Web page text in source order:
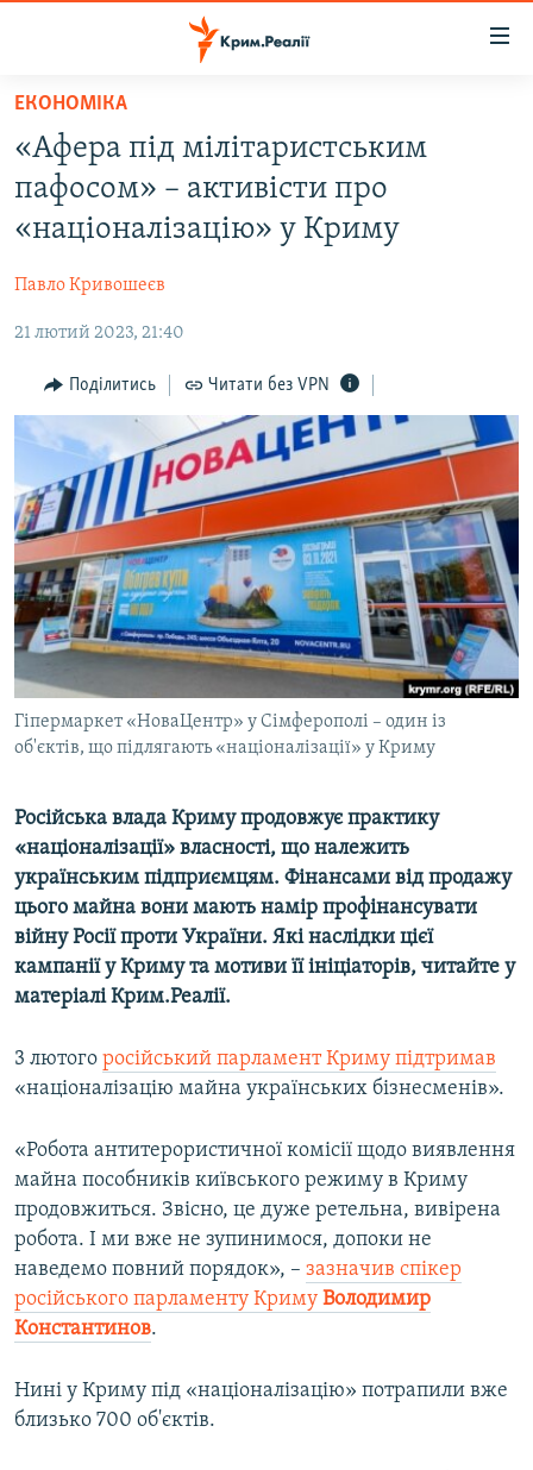
Перейти
основного
матеріалу
Перейти
до
основної
навігації
Перейти
пошуку
НОВИНИ
ВОДА.КРИМ
ВІДЕО ТА ФОТО
БЛОГИ
ПОГЛЯД
ІНТЕРВ'Ю
ВСЕ ЗА ДЕНЬ
СПЕЦПРОЕКТИ
ДЕПОРТАЦІЯ
ВІДЕОУРОКИ «ELIFBE»
СВІДЧЕННЯ ОКУПАЦІЇ
УКРАЇНСЬКА ПРОБЛЕМА КРИМУ
ІНФОГРАФІКА
ЯК ОБІЙТИ БЛОКУВАННЯ
Русский
Qırımtatar
ДОЛУЧАЙСЯ!
ЕКОНОМІКА
«Афера під мілітаристським
пафосом» – активісти про
«націоналізацію» у Криму
Павло Кривошеєв
21 лютий 2023, 21:40
Поділитись Читати без VPN
Гіпермаркет «НоваЦентр» у Сімферополі – один із
об'єктів, що підлягають «націоналізації» у Криму
Російська влада Криму продовжує практику
«націоналізації» власності, що належить
українським підприємцям. Фінансами від продажу
цього майна вони мають намір профінансувати
війну Росії проти України. Які наслідки цієї
кампанії у Криму та мотиви її ініціаторів, читайте у
матеріалі Крим.Реалії.
3 лютого російський парламент Криму підтримав
«націоналізацію майна українських бізнесменів».
«Робота антитерористичної комісії щодо виявлення
майна пособників київського режиму в Криму
продовжиться. Звісно, це дуже ретельна, вивірена
робота. І ми вже не зупинимося, допоки не
наведемо повний порядок», – зазначив спікер
російського парламенту Криму Володимир
Константинов.
Нині у Криму під «націоналізацію» потрапили вже
близько 700 об'єктів.